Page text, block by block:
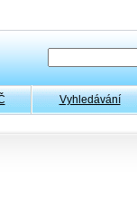
Vyhledávání